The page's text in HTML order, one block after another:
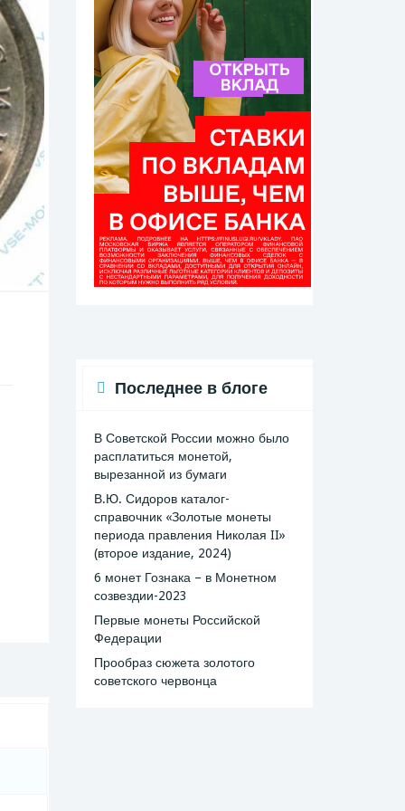
Последнее в блоге
В Советской России можно было
расплатиться монетой,
вырезанной из бумаги
В.Ю. Сидоров каталог-
справочник «Золотые монеты
периода правления Николая II»
(второе издание, 2024)
6 монет Гознака – в Монетном
созвездии-2023
Первые монеты Российской
Федерации
Прообраз сюжета золотого
советского червонца